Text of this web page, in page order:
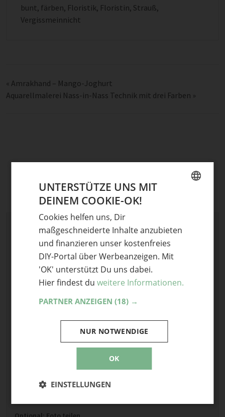
bunt, färben, Floristik, Floristin, Strauß,
Vergissmeinnicht
« Amrakhand – Mango-Joghurt
Aquarellmalerei Nass-in-Nass Technik mit drei Farben »
Schreibe einen Kommentar
Deine E-Mail-Adresse wird nicht veröffentlicht.
Erforderliche Felder sind mit*markiert
UNTERSTÜTZE UNS MIT
DEINEM COOKIE-OK!
Cookies helfen uns, Dir
maßgeschneiderte Inhalte anzubieten
und finanzieren unser kostenfreies
DIY-Portal über Werbeanzeigen. Mit
'OK' unterstützt Du uns dabei.
Hier findest du weitere Informationen.
PARTNER ANZEIGEN (18) →
OK
NUR NOTWENDIGE
EINSTELLUNGEN